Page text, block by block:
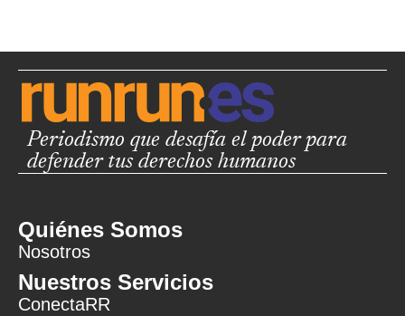
Periodismo que desafía el poder para
defender tus derechos humanos
Quiénes Somos
Nosotros
Nuestros Servicios
ConectaRR